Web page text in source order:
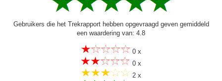
Gebruikers die het Trekrapport hebben opgevraagd geven gemiddeld
een waardering van: 4.8
0 x
0 x
2 x